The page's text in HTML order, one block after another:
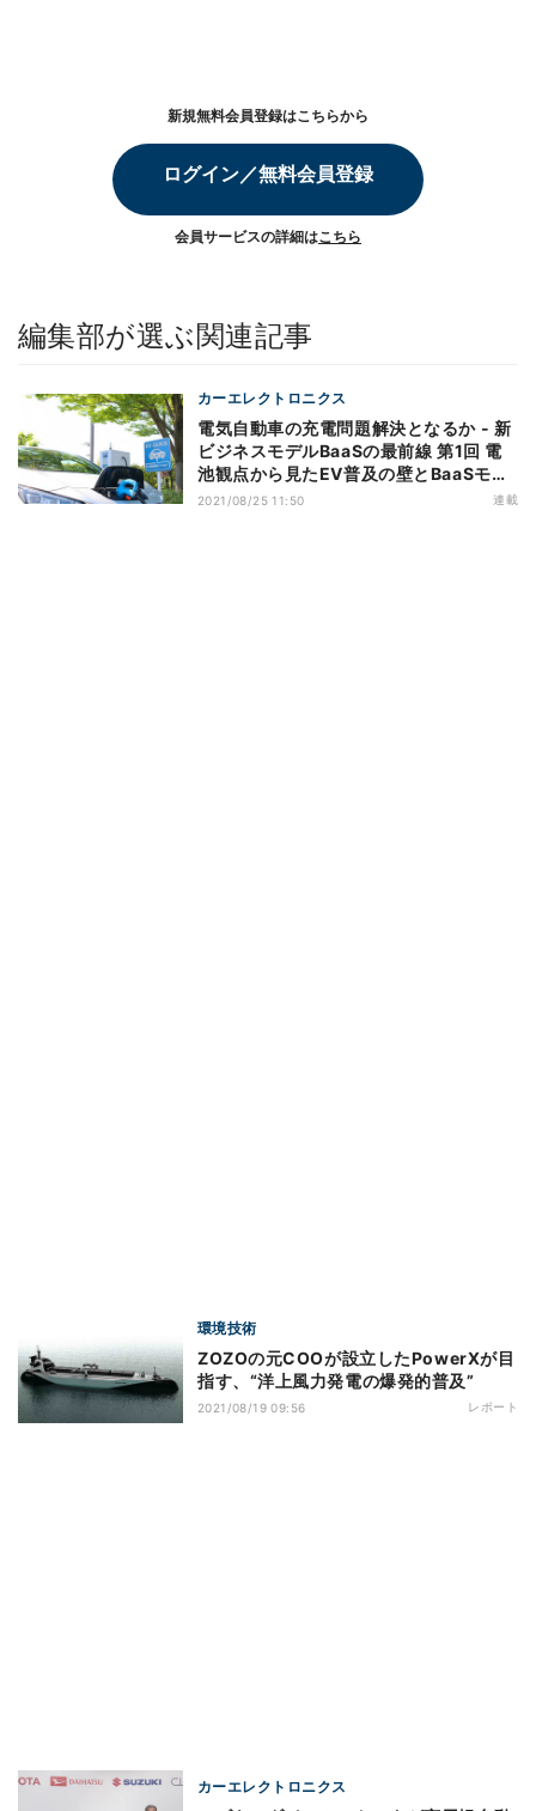
新規無料会員登録はこちらから
ログイン／無料会員登録
会員サービスの詳細はこちら
編集部が選ぶ関連記事
カーエレクトロニクス
電気自動車の充電問題解決となるか - 新
ビジネスモデルBaaSの最前線 第1回 電
池観点から見たEV普及の壁とBaaSモデ
ルの出現
2021/08/25 11:50 連載
環境技術
ZOZOの元COOが設立したPowerXが目
指す、“洋上風力発電の爆発的普及”
2021/08/19 09:56 レポート
カーエレクトロニクス